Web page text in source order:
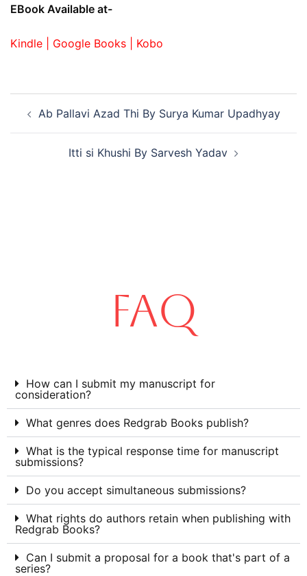
EBook Available at-
Kindle | Google Books | Kobo
Ab Pallavi Azad Thi By Surya Kumar Upadhyay
Itti si Khushi By Sarvesh Yadav
FAQ
How can I submit my manuscript for
consideration?
What genres does Redgrab Books publish?
What is the typical response time for manuscript
submissions?
Do you accept simultaneous submissions?
What rights do authors retain when publishing with
Redgrab Books?
Can I submit a proposal for a book that's part of a
series?